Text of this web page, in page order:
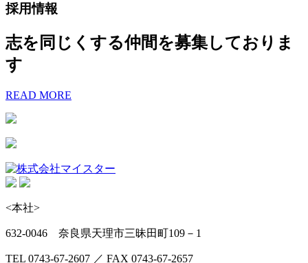
採用情報
志を同じくする仲間を募集しておりま
す
READ MORE
<本社>
632-0046 奈良県天理市三昧田町109－1
TEL 0743-67-2607 ／ FAX 0743-67-2657